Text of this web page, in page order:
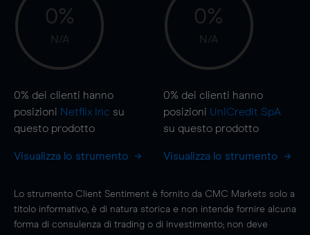
0%
N/A
0% dei clienti hanno
posizioni Netflix Inc su
questo prodotto
Visualizza lo strumento
0%
N/A
0% dei clienti hanno
posizioni UniCredit SpA
su questo prodotto
Visualizza lo strumento
Lo strumento Client Sentiment è fornito da CMC Markets solo a
titolo informativo, è di natura storica e non intende fornire alcuna
forma di consulenza di trading o di investimento; non deve